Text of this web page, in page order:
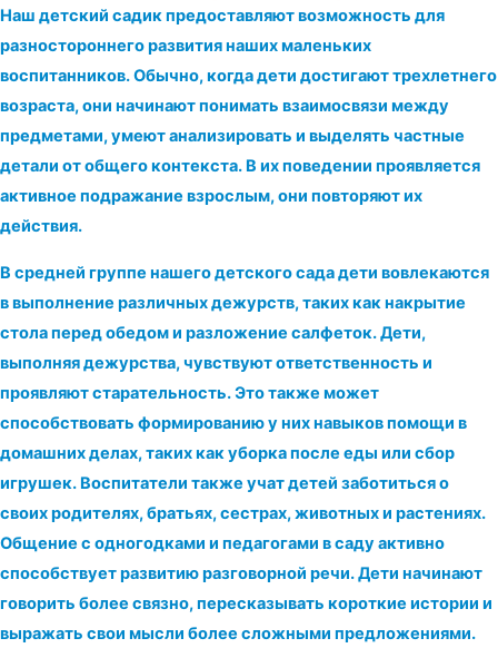
Наш детский садик предоставляют возможность для
разностороннего развития наших маленьких
воспитанников. Обычно, когда дети достигают трехлетнего
возраста, они начинают понимать взаимосвязи между
предметами, умеют анализировать и выделять частные
детали от общего контекста. В их поведении проявляется
активное подражание взрослым, они повторяют их
действия.
В средней группе нашего детского сада дети вовлекаются
в выполнение различных дежурств, таких как накрытие
стола перед обедом и разложение салфеток. Дети,
выполняя дежурства, чувствуют ответственность и
проявляют старательность. Это также может
способствовать формированию у них навыков помощи в
домашних делах, таких как уборка после еды или сбор
игрушек. Воспитатели также учат детей заботиться о
своих родителях, братьях, сестрах, животных и растениях.
Общение с одногодками и педагогами в саду активно
способствует развитию разговорной речи. Дети начинают
говорить более связно, пересказывать короткие истории и
выражать свои мысли более сложными предложениями.